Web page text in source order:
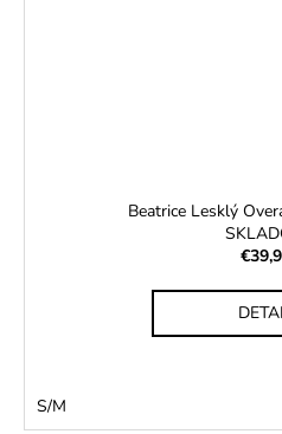
Beatrice Lesklý
S/M